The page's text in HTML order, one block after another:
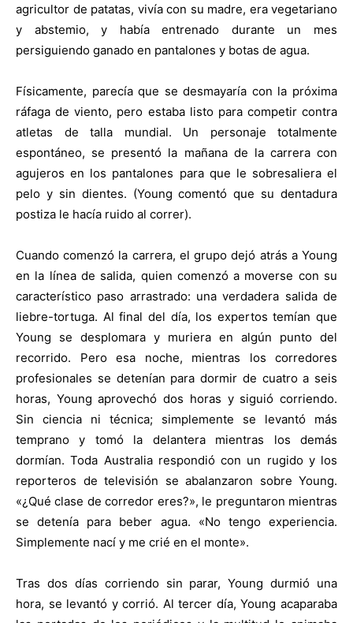
agricultor de patatas, vivía con su madre, era vegetariano
y abstemio, y había entrenado durante un mes
persiguiendo ganado en pantalones y botas de agua.
Físicamente, parecía que se desmayaría con la próxima
ráfaga de viento, pero estaba listo para competir contra
atletas de talla mundial. Un personaje totalmente
espontáneo, se presentó la mañana de la carrera con
agujeros en los pantalones para que le sobresaliera el
pelo y sin dientes. (Young comentó que su dentadura
postiza le hacía ruido al correr).
Cuando comenzó la carrera, el grupo dejó atrás a Young
en la línea de salida, quien comenzó a moverse con su
característico paso arrastrado: una verdadera salida de
liebre-tortuga. Al final del día, los expertos temían que
Young se desplomara y muriera en algún punto del
recorrido. Pero esa noche, mientras los corredores
profesionales se detenían para dormir de cuatro a seis
horas, Young aprovechó dos horas y siguió corriendo.
Sin ciencia ni técnica; simplemente se levantó más
temprano y tomó la delantera mientras los demás
dormían. Toda Australia respondió con un rugido y los
reporteros de televisión se abalanzaron sobre Young.
«¿Qué clase de corredor eres?», le preguntaron mientras
se detenía para beber agua. «No tengo experiencia.
Simplemente nací y me crié en el monte».
Tras dos días corriendo sin parar, Young durmió una
hora, se levantó y corrió. Al tercer día, Young acaparaba